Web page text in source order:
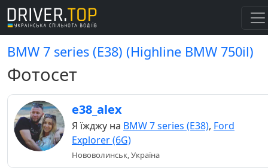
BMW 7 series (E38) (Highline BMW 750il)
Фотосет
e38_alex
Я їжджу на BMW 7 series (E38), Ford
Explorer (6G)
Нововолинськ, Україна